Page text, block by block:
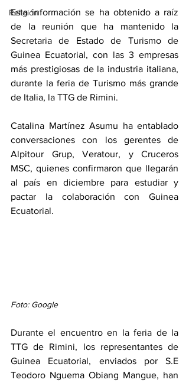
Religión
Esta información se ha obtenido a raíz
de la reunión que ha mantenido la
Secretaria de Estado de Turismo de
Guinea Ecuatorial, con las 3 empresas
más prestigiosas de la industria italiana,
durante la feria de Turismo más grande
de Italia, la TTG de Rimini.
Catalina Martínez Asumu ha entablado
conversaciones con los gerentes de
Alpitour Grup, Veratour, y Cruceros
MSC, quienes confirmaron que llegarán
al país en diciembre para estudiar y
pactar la colaboración con Guinea
Ecuatorial.
Foto: Google
Durante el encuentro en la feria de la
TTG de Rimini, los representantes de
Guinea Ecuatorial, enviados por S.E
Teodoro Nguema Obiang Mangue, han